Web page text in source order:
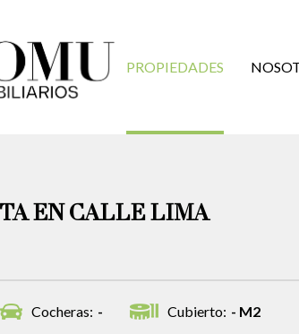
PROPIEDADES
EN CALLE LIMA
Cocheras: - Cubierto: - M2